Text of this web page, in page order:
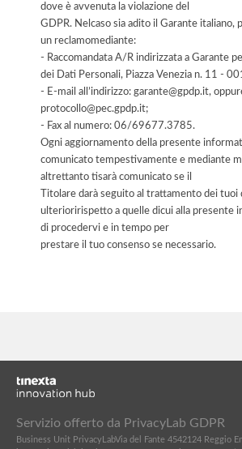
dove è avvenuta la violazione del
GDPR. Nelcaso sia adito il Garante italiano,
un reclamomediante:
- Raccomandata A/R indirizzata a Garante
dei Dati Personali, Piazza Venezia n. 11 -
- E-mail all’indirizzo: garante@gpdp.it,
protocollo@pec.gpdp.it;
- Fax al numero: 06/69677.3785.
Ogni aggiornamento della presente
comunicato tempestivamente e mediante
altrettanto tisarà comunicato se il
Titolare darà seguito al trattamento dei tuoi
ulterioririspetto a quelle dicui alla presente
di procedervi e in tempo per
prestare il tuo consenso se necessario.
Servizio offerto da PrivacyLab GDPR
Business Unit PrivacyLabVia del Fante 4542124 Reggio